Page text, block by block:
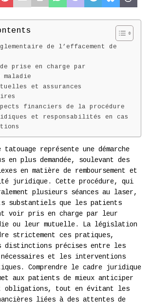
de l’effacement de
prise en charge par
maladie
et assurances
financiers de la procédure
et responsabilités en cas
tatouage représente une démarche
en plus demandée, soulevant des
en matière de remboursement et
juridique. Cette procédure, qui
plusieurs séances au laser,
substantiels que les patients
voir pris en charge par leur
ou leur mutuelle. La législation
strictement ces pratiques,
distinctions précises entre les
nécessaires et les interventions
Comprendre le cadre juridique
aux patients de mieux anticiper
obligations, tout en évitant les
liées à des attentes de